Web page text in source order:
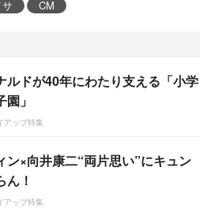
CM
ルドが40年にわたり支える「小学
」
アップ特集
ン×向井康二“両片思い”にキュン
ん！
アップ特集